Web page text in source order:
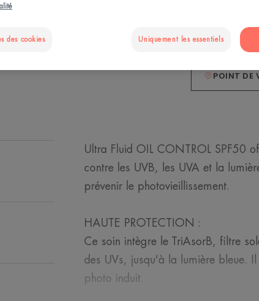
Flacon
50ml
POINT DE
Ultra Fluid OIL CONTROL SPF50
contre les UVB, les UVA et la
prévenir le photovieillissement.
HAUTE PROTECTION :
Ce soin intègre le TriAsorB, filtre
des UVs, jusqu'à la lumière bleue.
photo induit.
des cookies Uniquement les essentiels